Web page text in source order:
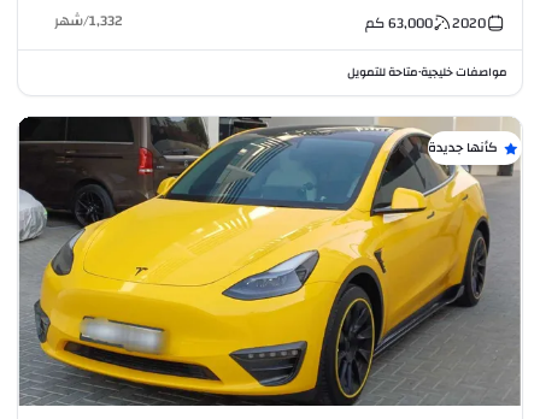
2020
63,000كم 1,332
/شهر
مواصفات خليجية•متاحة للتمويل
كأنها جديدة